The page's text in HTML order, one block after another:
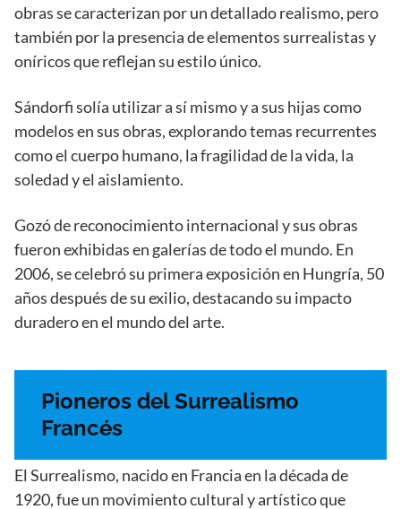
obras se caracterizan por un detallado realismo, pero
también por la presencia de elementos surrealistas y
oníricos que reflejan su estilo único.
Sándorfi solía utilizar a sí mismo y a sus hijas como
modelos en sus obras, explorando temas recurrentes
como el cuerpo humano, la fragilidad de la vida, la
soledad y el aislamiento.
Gozó de reconocimiento internacional y sus obras
fueron exhibidas en galerías de todo el mundo. En
2006, se celebró su primera exposición en Hungría, 50
años después de su exilio, destacando su impacto
duradero en el mundo del arte.
Pioneros del Surrealismo
Francés
El Surrealismo, nacido en Francia en la década de
1920, fue un movimiento cultural y artístico que